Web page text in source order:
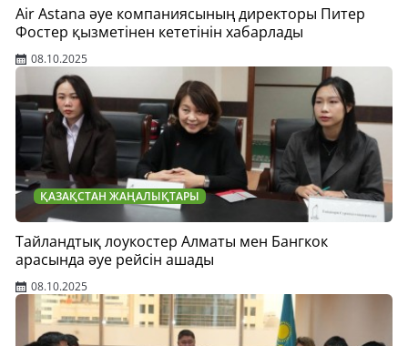
Air Astana әуе компаниясының директоры Питер
Фостер қызметінен кететінін хабарлады
08.10.2025
ҚАЗАҚСТАН ЖАҢАЛЫҚТАРЫ
Тайландтық лоукостер Алматы мен Бангкок
арасында әуе рейсін ашады
08.10.2025